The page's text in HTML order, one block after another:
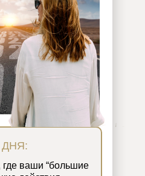
ДНЯ:
где ваши “большие